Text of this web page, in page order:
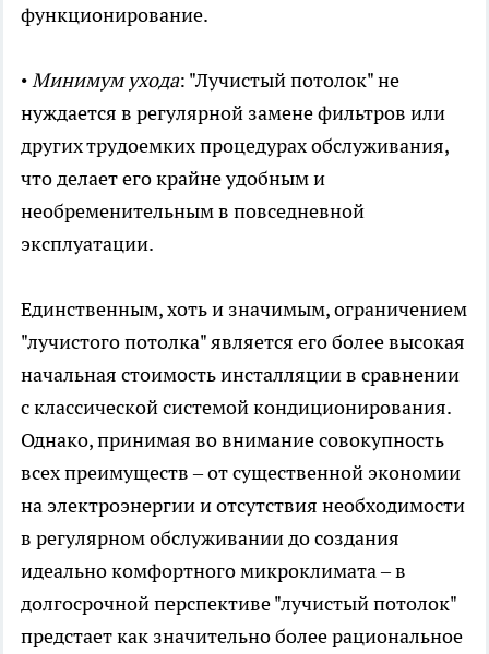
функционирование.
•Минимум ухода: "Лучистый потолок" не
нуждается в регулярной замене фильтров или
других трудоемких процедурах обслуживания,
что делает его крайне удобным и
необременительным в повседневной
эксплуатации.
Единственным, хоть и значимым, ограничением
"лучистого потолка" является его более высокая
начальная стоимость инсталляции в сравнении
с классической системой кондиционирования.
Однако, принимая во внимание совокупность
всех преимуществ – от существенной экономии
на электроэнергии и отсутствия необходимости
в регулярном обслуживании до создания
идеально комфортного микроклимата – в
долгосрочной перспективе "лучистый потолок"
предстает как значительно более рациональное